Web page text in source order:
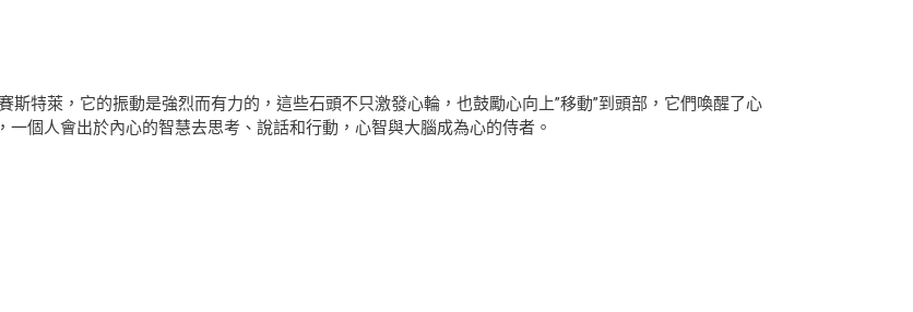
特萊，它的振動是強烈而有力的，這些石頭不只激發心輪，也鼓勵心向上”移動”到頭部，它們喚醒了心
個人會出於內心的智慧去思考、說話和行動，心智與大腦成為心的侍者。